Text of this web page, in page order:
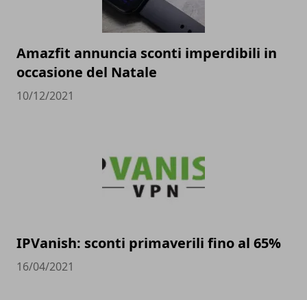
Amazfit annuncia sconti imperdibili in
occasione del Natale
10/12/2021
IPVanish: sconti primaverili fino al 65%
16/04/2021